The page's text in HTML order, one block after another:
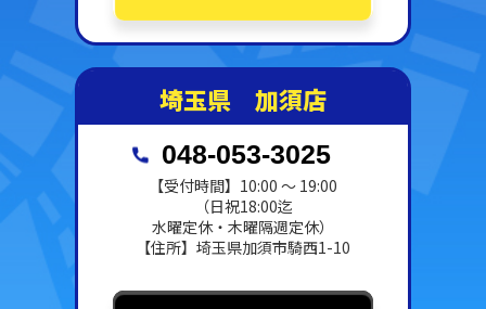
埼玉県 加須店
048-053-3025
【受付時間】10:00 ～ 19:00
（日祝18:00迄
水曜定休・木曜隔週定休）
【住所】埼玉県加須市騎西1-10